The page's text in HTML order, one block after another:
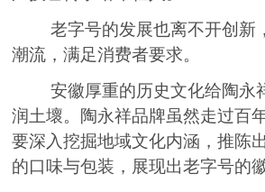
老字号的发展也离不开创新
潮流，满足消费者要求。
安徽厚重的历史文化给陶永
润土壞。陶永祥品牌虽然走过百
要深入挖掘地域文化内涵，推陈
的口味与包装，展现出老字号的